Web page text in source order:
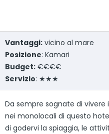
Vantaggi: vicino al mare
Posizione: Kamari
Budget: €€€€
Servizio: ★★★
Da sempre sognate di vivere
nei monolocali di questo
di godervi la spiaggia, le